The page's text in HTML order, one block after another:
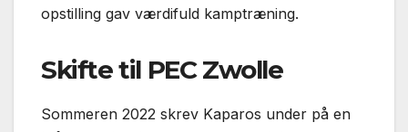
opstilling gav værdifuld kamptræning.
Skifte til PEC Zwolle
Sommeren 2022 skrev Kaparos under på en